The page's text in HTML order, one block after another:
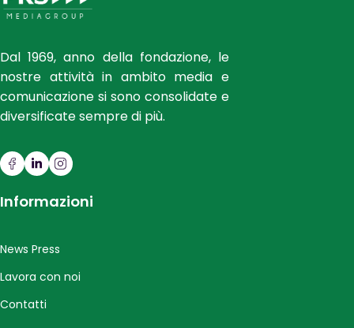
Dal 1969, anno della fondazione, le
nostre attività in ambito media e
comunicazione si sono consolidate e
diversificate sempre di più.
Informazioni
News Press
Lavora con noi
Contatti